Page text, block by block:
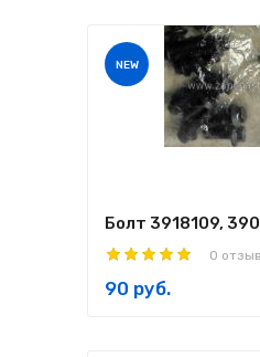
NEW
Болт 3918109,
0
90 руб.